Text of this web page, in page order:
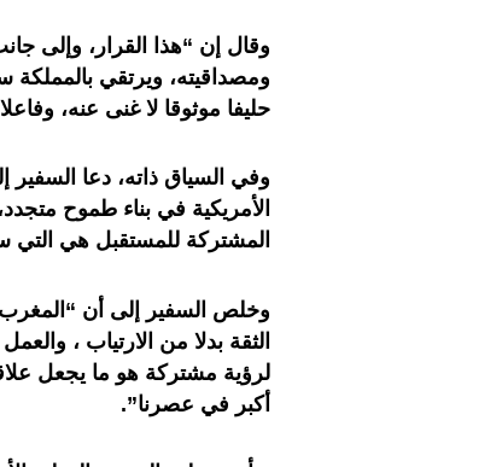
وقال إن “هذا القرار، وإلى
ومصداقيته، ويرتقي بالمملكة
حليفا موثوقا لا غنى عنه،
الأمريكية في بناء طموح
المشتركة للمستقبل هي التي
وخلص السفير إلى أن “المغرب
الثقة بدلا من الارتياب ،
لرؤية مشتركة هو ما يجعل
أكبر في عصرنا”.